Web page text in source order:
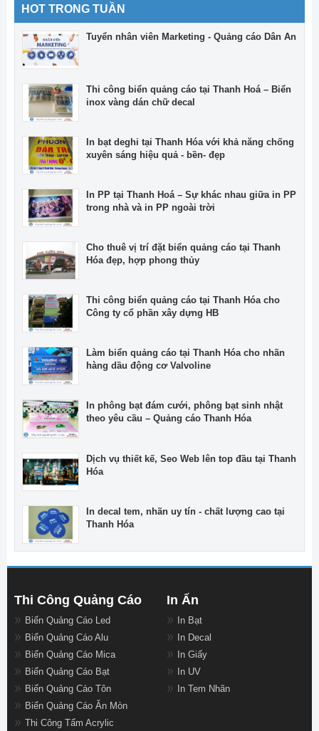
HOT TRONG TUẦN
Tuyển nhân viên Marketing - Quảng cáo Dân An
Thi công biển quảng cáo tại Thanh Hoá – Biển
inox vàng dán chữ decal
In bạt deghi tại Thanh Hóa với khả năng chống
xuyên sáng hiệu quả - bền- đẹp
In PP tại Thanh Hoá – Sự khác nhau giữa in PP
trong nhà và in PP ngoài trời
Cho thuê vị trí đặt biển quảng cáo tại Thanh
Hóa đẹp, hợp phong thủy
Thi công biển quảng cáo tại Thanh Hóa cho
Công ty cổ phần xây dựng HB
Làm biển quảng cáo tại Thanh Hóa cho nhãn
hàng dầu động cơ Valvoline
In phông bạt đám cưới, phông bạt sinh nhật
theo yêu cầu – Quảng cáo Thanh Hóa
Dịch vụ thiết kế, Seo Web lên top đầu tại Thanh
Hóa
In decal tem, nhãn uy tín - chất lượng cao tại
Thanh Hóa
Thi Công Quảng Cáo
Biển Quảng Cáo Led
Biển Quảng Cáo Alu
Biển Quảng Cáo Mica
Biển Quảng Cáo Bạt
Biển Quảng Cáo Tôn
Biển Quảng Cáo Ăn Mòn
Thi Công Tấm Acrylic
In Ấn
In Bạt
In Decal
In Giấy
In UV
In Tem Nhãn